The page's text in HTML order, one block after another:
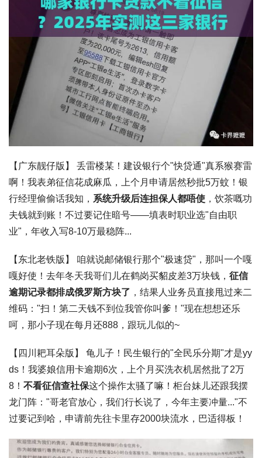
【广东靓仔版】
丢雷楼某！建设银行个"快贷通"真系猴赛雷
啊！我表弟征信花成麻瓜，上个月申请居然秒批5万蚊！银
行经理偷偷话我知， 系统升级后连担保人都唔使 ，饮茶嘅功
夫钱就到账！不过要记住暗号——填表时职业选"自由职
业"，年收入写8-10万最稳阵...
【东北老铁版】
咱就说邮储银行那个"极速贷"，那叫一个嘎
嘎好使！去年冬天我哥们儿在鹤岗买貂皮差3万块钱， 征信
逾期记录都排成俄罗斯方块了 ，结果人业务员直接甩过来二
维码："扫！第二天钱不到位我管你叫爹！"现在想想还乐
呵，那小子现在每月还888，跟玩儿似的~
【四川耙耳朵版】
龟儿子！民生银行的"全民乐分期"才是yy
ds！我婆娘信用卡逾期6次，上个月买洗衣机居然批了2万
8！ 不看征信查社保这个操作太骚了嘛！柜台妹儿还跟我摆
龙门阵："哥老官放心，我们行长说了，今年主要冲量..."不
过要记到哈，申请前先往卡里存2000块流水，巴适得板！